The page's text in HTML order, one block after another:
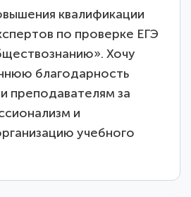
квалификации
по проверке ЕГЭ
Хочу
благодарность
преподавателям за
и
учебного